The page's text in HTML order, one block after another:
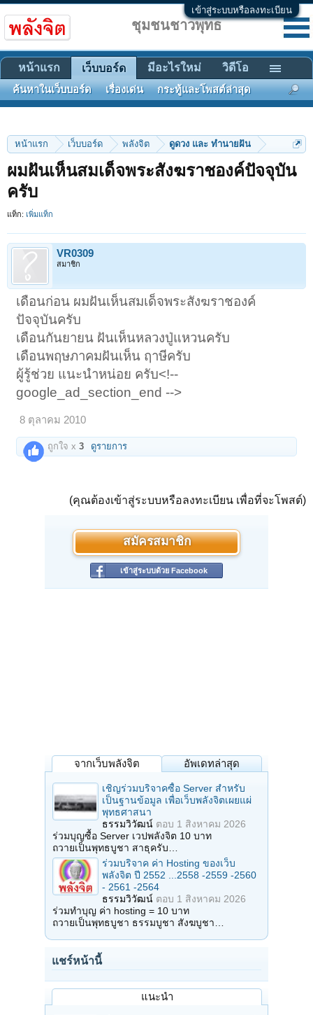
เข้าสู่ระบบหรือลงทะเบียน
หน้าแรก เว็บบอร์ด พลังจิต ดูดวง และ ทำนายฝัน
ผมฝันเห็นสมเด็จพระสังฆราชองค์ปัจจุบัน
ครับ
แท็ก: เพิ่มแท็ก
VR0309
สมาชิก
เดือนก่อน ผมฝันเห็นสมเด็จพระสังฆราชองค์
ปัจจุบันครับ
เดือนกันยายน ฝันเห็นหลวงปู่แหวนครับ
เดือนพฤษภาคมฝันเห็น ฤาษีครับ
ผู้รู้ช่วย แนะนำหน่อย ครับ<!--
google_ad_section_end -->
8 ตุลาคม 2010
ถูกใจ x3 ดูรายการ
(คุณต้องเข้าสู่ระบบหรือลงทะเบียน เพื่อที่จะโพสต์)
สมัครสมาชิก
เข้าสู่ระบบด้วย Facebook
จากเว็บพลังจิต อัพเดทล่าสุด
เชิญร่วมบริจาคซื้อ Server สำหรับ
เป็นฐานข้อมูล เพื่อเว็บพลังจิตเผยแผ่
พุทธศาสนา
ธรรมวิวัฒน์ ตอบ 1 สิงหาคม 2026
ร่วมบุญซื้อ Server เวปพลังจิต 10 บาท
ถวายเป็นพุทธบูชา สาธุครับ…
ร่วมบริจาค ค่า Hosting ของเว็บ
พลังจิต ปี 2552 ...2558 -2559 -2560
- 2561 -2564
ธรรมวิวัฒน์ ตอบ 1 สิงหาคม 2026
ร่วมทำบุญ ค่า hosting = 10 บาท
ถวายเป็นพุทธบูชา ธรรมบูชา สังฆบูชา…
แชร์หน้านี้
แนะนำ
ชุมชนชาวพุทธ
หน้าแรก เว็บบอร์ด
ค้นหาในเว็บบอร์ด เรื่องเด่น กระทู้และโพสต์ล่าสุด
มีอะไรใหม่ วิดีโอ